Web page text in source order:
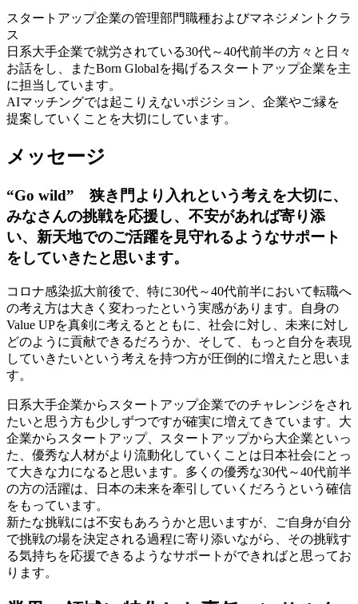
スタートアップ企業の管理部門職種およびマネジメントクラ
ス
日系大手企業で就労されている30代～40代前半の方々と日々
お話をし、またBorn Globalを掲げるスタートアップ企業を主
に担当しています。
AIマッチングでは起こりえないポジション、企業やご縁を
提案していくことを大切にしています。
メッセージ
“Go wild” 狭き門より入れという考えを大切に、
みなさんの挑戦を応援し、不安があれば寄り添
い、新天地でのご活躍を見守れるようなサポート
をしていきたと思います。
コロナ感染拡大前後で、特に30代～40代前半において転職へ
の考え方は大きく変わったという実感があります。自身の
Value UPを真剣に考えるとともに、社会に対し、未来に対し
どのように貢献できるだろうか、そして、もっと自分を表現
していきたいという考えを持つ方が圧倒的に増えたと思いま
す。
日系大手企業からスタートアップ企業でのチャレンジをされ
たいと思う方も少しずつですが確実に増えてきています。大
企業からスタートアップ、スタートアップから大企業といっ
た、優秀な人材がより流動化していくことは日本社会にとっ
て大きな力になると思います。多くの優秀な30代～40代前半
の方の活躍は、日本の未来を牽引していくだろうという確信
をもっています。
新たな挑戦には不安もあろうかと思いますが、ご自身が自分
で挑戦の場を決定される過程に寄り添いながら、その挑戦す
る気持ちを応援できるようなサポートができればと思ってお
ります。